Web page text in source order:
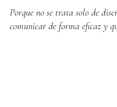
Porque no se trata solo de
comunicar de forma eficaz y